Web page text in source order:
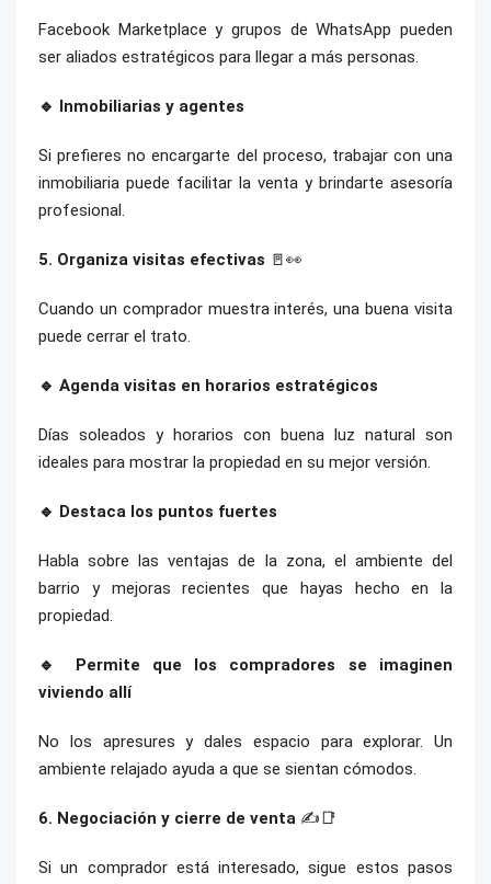
Facebook Marketplace y grupos de WhatsApp pueden
ser aliados estratégicos para llegar a más personas.
🔹 Inmobiliarias y agentes
Si prefieres no encargarte del proceso, trabajar con una
inmobiliaria puede facilitar la venta y brindarte asesoría
profesional.
5. Organiza visitas efectivas 🚪👀
Cuando un comprador muestra interés, una buena visita
puede cerrar el trato.
🔹 Agenda visitas en horarios estratégicos
Días soleados y horarios con buena luz natural son
ideales para mostrar la propiedad en su mejor versión.
🔹 Destaca los puntos fuertes
Habla sobre las ventajas de la zona, el ambiente del
barrio y mejoras recientes que hayas hecho en la
propiedad.
🔹 Permite que los compradores se imaginen
viviendo allí
No los apresures y dales espacio para explorar. Un
ambiente relajado ayuda a que se sientan cómodos.
6. Negociación y cierre de venta ✍️📑
Si un comprador está interesado, sigue estos pasos